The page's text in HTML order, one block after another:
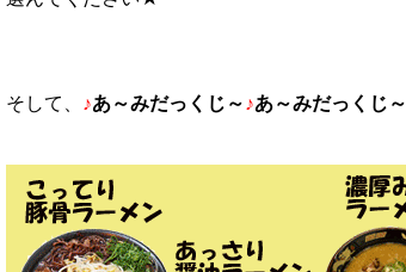
そして、 ♪あ～みだっくじ～♪あ～みだっくじ～